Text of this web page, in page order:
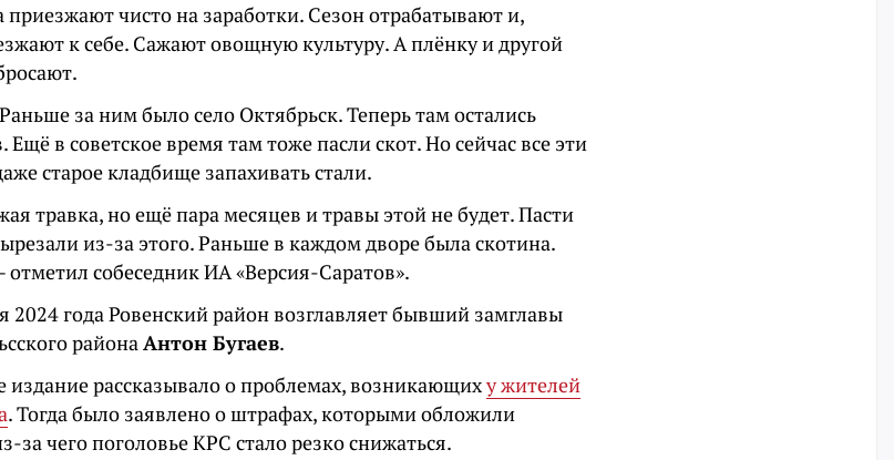
приезжают чисто на заработки. Сезон отрабатывают и,
к себе. Сажают овощную культуру. А плёнку и другой
за ним было село Октябрьск. Теперь там остались
Ещё в советское время там тоже пасли скот. Но сейчас все эти
старое кладбище запахивать стали.
травка, но ещё пара месяцев и травы этой не будет. Пасти
из-за этого. Раньше в каждом дворе была скотина.
отметил собеседник ИА «Версия-Саратов».
2024 года Ровенский район возглавляет бывший замглавы
районаАнтон Бугаев.
рассказывало о проблемах, возникающиху жителей
. Тогда было заявлено о штрафах, которыми обложили
за чего поголовье КРС стало резко снижаться.